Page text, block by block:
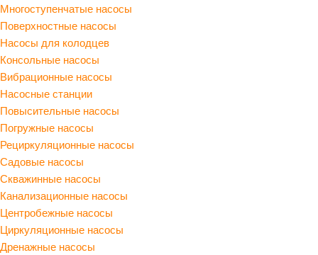
Многоступенчатые насосы
Поверхностные насосы
Насосы для колодцев
Консольные насосы
Вибрационные насосы
Насосные станции
Повысительные насосы
Погружные насосы
Рециркуляционные насосы
Садовые насосы
Скважинные насосы
Канализационные насосы
Центробежные насосы
Циркуляционные насосы
Дренажные насосы